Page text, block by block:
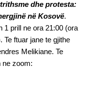
dhe protesta:
në Kosovë.
1 prill ne ora 21:00 (ora
Te ftuar jane te gjithe
Melikiane. Te
ne zoom: